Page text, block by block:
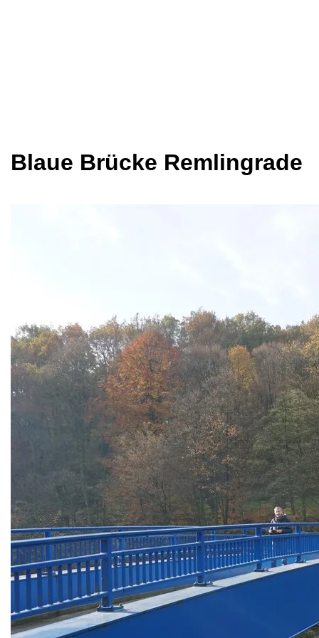
Blaue Brücke Remlingrade